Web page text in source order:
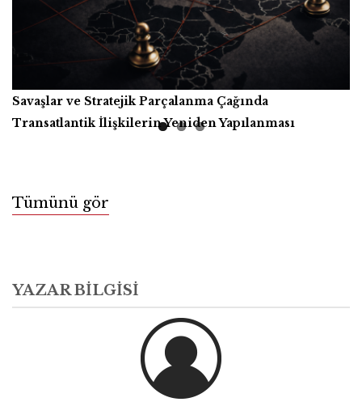
Savaşlar ve Stratejik Parçalanma Çağında
Transatlantik İlişkilerin Yeniden Yapılanması
Yapay Zekâ, Üretici Güçler ve İnsanlığın Ortak Refahı
Kitap İncelemesi
Tümünü gör
YAZAR BILGISI